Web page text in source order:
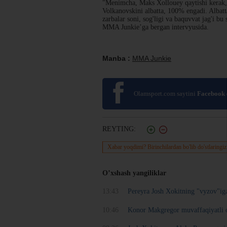
"Menimcha, Maks Xollouey qaytishi
Volkanovskini albatta, 100% engadi.
zarbalar soni, sog'ligi va baquvvat jag'i bu
MMA Junkie’ga bergan intervyusida.
Manba : MMA Junkie
Olamsport.com saytini Facebook
REYTING:
Xabar yoqdimi? Birinchilardan bo'lib do'stlaringiz
O’xshash yangiliklar
Pereyra Josh Xokitning
Konor Makgregor muvaffaqiyatli